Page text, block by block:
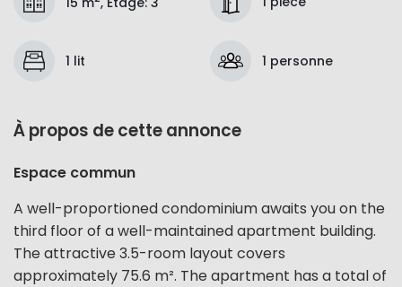
1 lit 1 personne
À propos de cette annonce
Espace commun
A well-proportioned condominium awaits you on the
third floor of a well-maintained apartment building.
The attractive 3.5-room layout covers
approximately 75.6 m². The apartment has a total of